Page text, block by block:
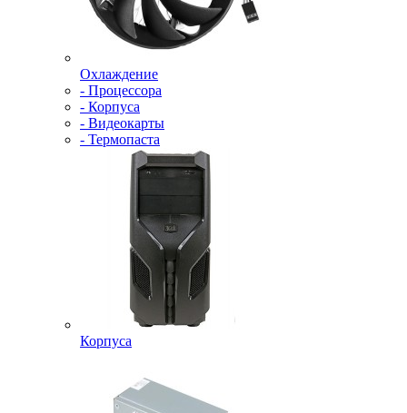
Охлаждение
- Процессора
- Корпуса
- Видеокарты
- Термопаста
Корпуса